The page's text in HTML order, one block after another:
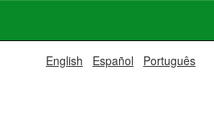
English Español Português